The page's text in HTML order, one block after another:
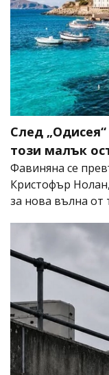
След
този малък
Фавиняна се
Кристофър
за нова вълна от